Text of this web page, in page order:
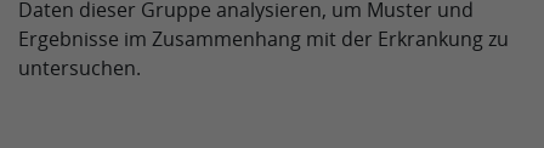
Daten dieser Gruppe analysieren, um Muster und
Ergebnisse im Zusammenhang mit der Erkrankung zu
untersuchen.